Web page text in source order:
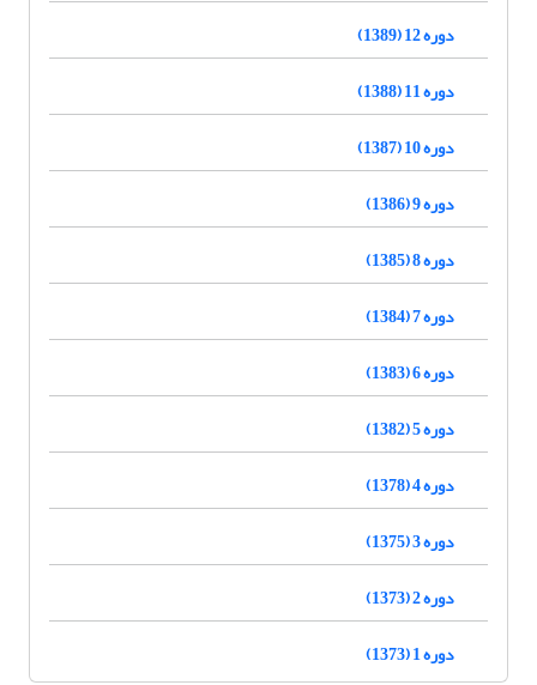
دوره 12 (1389)
دوره 11 (1388)
دوره 10 (1387)
دوره 9 (1386)
دوره 8 (1385)
دوره 7 (1384)
دوره 6 (1383)
دوره 5 (1382)
دوره 4 (1378)
دوره 3 (1375)
دوره 2 (1373)
دوره 1 (1373)